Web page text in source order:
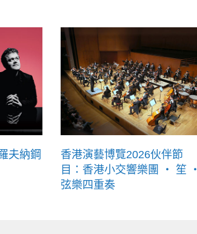
夫納鋼
香港演藝博覽2026伙伴節
目：香港小交響樂團 ‧ 笙 ‧
弦樂四重奏